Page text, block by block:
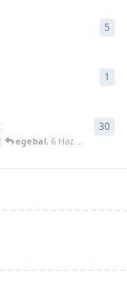
5
1
egebal, 6 Haz 2004
30